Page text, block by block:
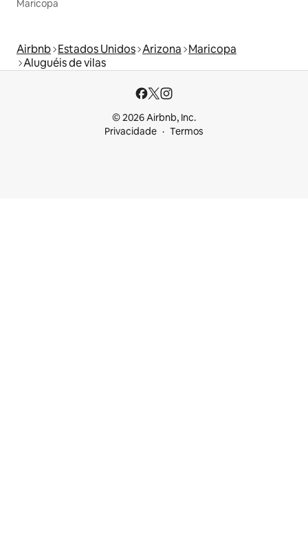
Maricopa
Airbnb Estados Unidos Arizona Maricopa
Aluguéis de vilas
© 2026 Airbnb, Inc.
Privacidade
Termos